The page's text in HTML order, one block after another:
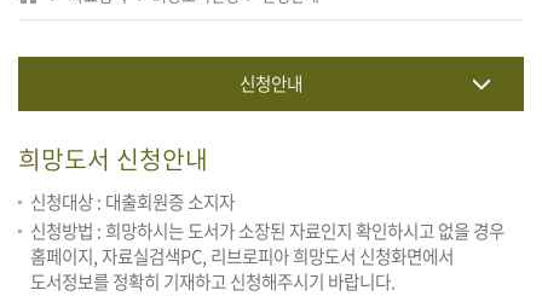
신청안내
희망도서 신청안내
신청대상 : 대출회원증 소지자
신청방법 : 희망하시는 도서가 소장된 자료인지 확인하시고 없을 경우
홈페이지, 자료실검색PC, 리브로피아 희망도서 신청화면에서
도서정보를 정확히 기재하고 신청해주시기 바랍니다.